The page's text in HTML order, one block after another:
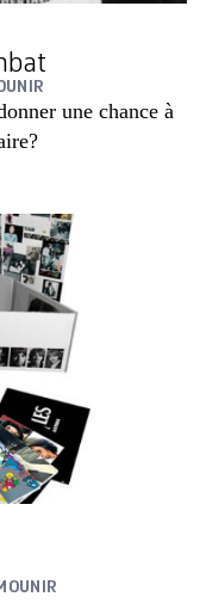
une chance à